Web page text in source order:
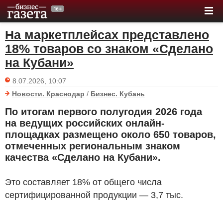
На маркетплейсах представлено
18% товаров со знаком «Сделано
на Кубани»
8.07.2026, 10:07
Новости. Краснодар / Бизнес. Кубань
По итогам первого полугодия 2026 года
на ведущих российских онлайн-
площадках размещено около 650 товаров,
отмеченных региональным знаком
качества «Сделано на Кубани».
Это составляет 18% от общего числа
сертифицированной продукции — 3,7 тыс.